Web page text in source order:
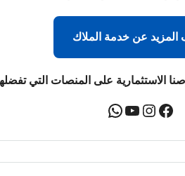
المزيد عن خدمة الملاك
الاستثمارية على المنصات التي